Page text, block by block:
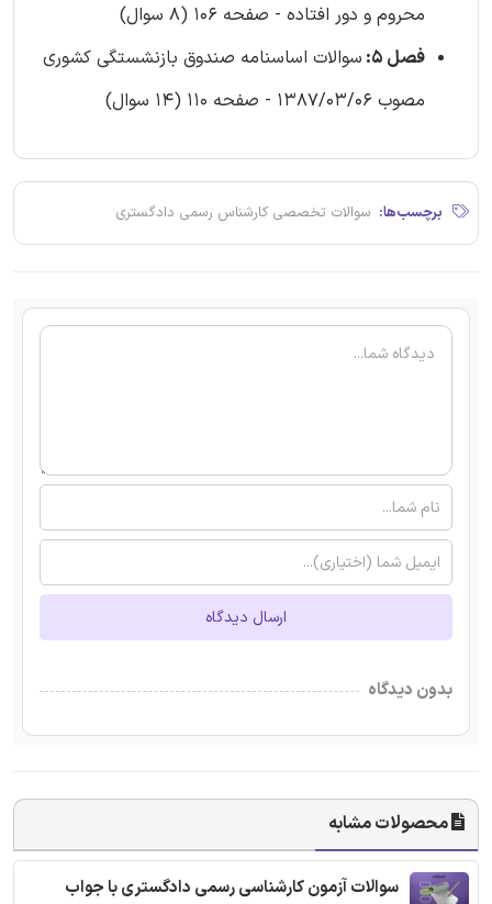
محروم و دور افتاده - صفحه 106 (8 سوال)
فصل 5:
سوالات اساسنامه صندوق بازنشستگی کشوری
مصوب 1387/03/06 - صفحه 110 (14 سوال)
برچسب‌ها: سوالات تخصصی کارشناس رسمی دادگستری
ارسال دیدگاه
بدون دیدگاه
محصولات مشابه
سوالات آزمون کارشناسی رسمی دادگستری با جواب